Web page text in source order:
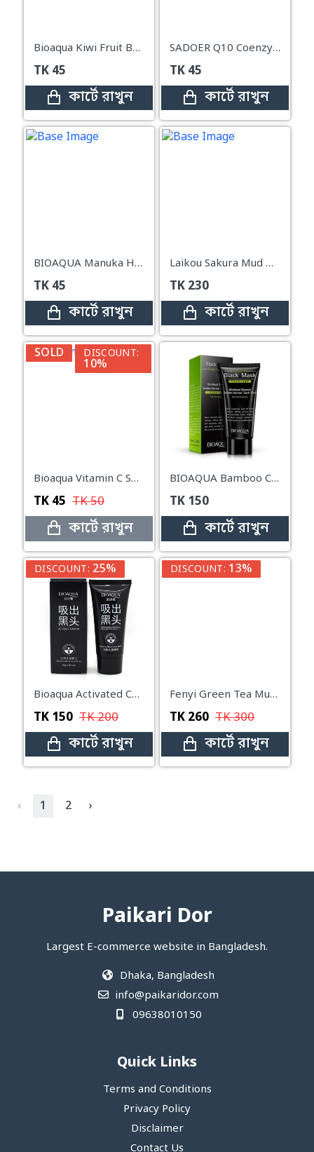
Bioaqua Kiwi Fruit Brighten Skin Mask – 25g
TK 45
কার্টে রাখুন
SADOER Q10 Coenzyme Antioxidant Brightening Essence Facial Sheet Mask – 25g
TK 45
কার্টে রাখুন
BIOAQUA Manuka Honey Facial Mask Vitamin E-25g
TK 45
কার্টে রাখুন
Laikou Sakura Mud Mask Cream – 90g
TK 230
কার্টে রাখুন
SOLD DISCOUNT:
10%
Bioaqua Vitamin C Skin Rejuvenation Mask 25g
TK 45 TK50
কার্টে রাখুন
BIOAQUA Bamboo Charcoal Blackhead Facial Mask
TK 150
কার্টে রাখুন
DISCOUNT: 25%
Bioaqua Activated Carbon Remove Blackhead Mask-60g
TK 150 TK200
কার্টে রাখুন
DISCOUNT: 13%
Fenyi Green Tea Mud Mask – 100g
TK 260 TK300
কার্টে রাখুন
‹ 1 2 ›
Paikari Dor
Largest E-commerce website in Bangladesh.
Dhaka, Bangladesh
info@paikaridor.com
09638010150
Quick Links
Terms and Conditions
Privacy Policy
Disclaimer
Contact Us